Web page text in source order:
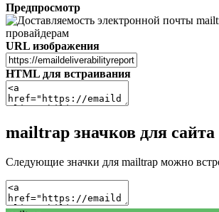
Предпросмотр
URL изображения
HTML для встраивания
mailtrap значков для сайта
Следующие значки для mailtrap можно